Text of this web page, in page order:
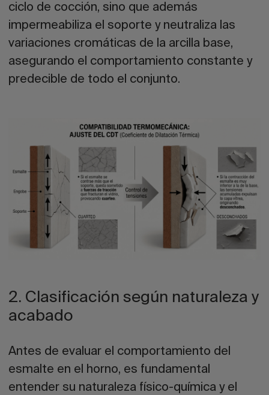
ciclo de cocción, sino que además
impermeabiliza el soporte y neutraliza las
variaciones cromáticas de la arcilla base,
asegurando el comportamiento constante y
predecible de todo el conjunto.
2. Clasificación según naturaleza y
acabado
Antes de evaluar el comportamiento del
esmalte en el horno, es fundamental
entender su naturaleza físico-química y el